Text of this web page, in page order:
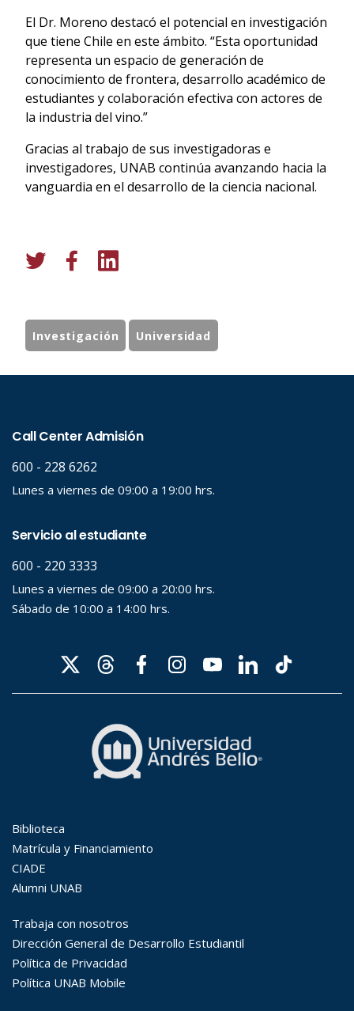
El Dr. Moreno destacó el potencial en investigación
que tiene Chile en este ámbito. “Esta oportunidad
representa un espacio de generación de
conocimiento de frontera, desarrollo académico de
estudiantes y colaboración efectiva con actores de
la industria del vino.”
Gracias al trabajo de sus investigadoras e
investigadores, UNAB continúa avanzando hacia la
vanguardia en el desarrollo de la ciencia nacional.
Investigación Universidad